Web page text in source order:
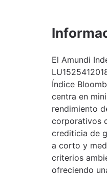
El Amundi
Índice
centra en
rendimiento
corporativos
crediticia de
a corto y
criterios
ofreciendo